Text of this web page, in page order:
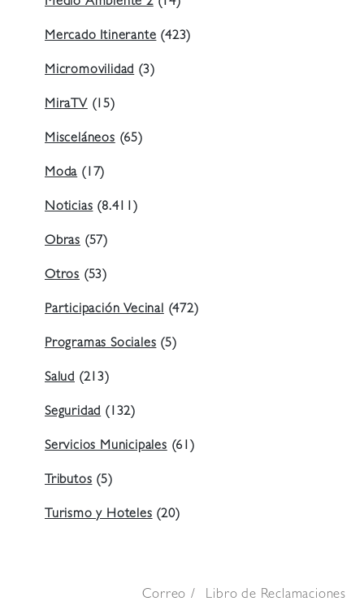
Mercado Itinerante (423)
Micromovilidad (3)
MiraTV (15)
Misceláneos (65)
Moda (17)
Noticias (8.411)
Obras (57)
Otros (53)
Participación Vecinal (472)
Programas Sociales (5)
Salud (213)
Seguridad (132)
Servicios Municipales (61)
Tributos (5)
Turismo y Hoteles (20)
Correo Libro de Reclamaciones